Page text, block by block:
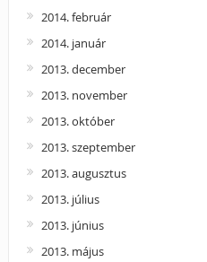
2014. február
2014. január
2013. december
2013. november
2013. október
2013. szeptember
2013. augusztus
2013. július
2013. június
2013. május